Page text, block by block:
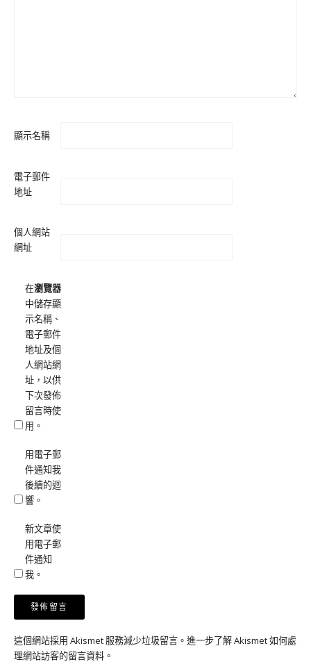
顯示名稱
電子郵件
地址
個人網站
網址
在瀏覽器
中儲存顯
示名稱、
電子郵件
地址及個
人網站網
址，以供
下次發佈
留言時使
用。
用電子郵
件通知我
後續的迴
響。
新文章使
用電子郵
件通知
我。
這個網站採用 Akismet 服務減少垃圾留言。 進一步了解 Akismet 如何處
理網站訪客的留言資料 。